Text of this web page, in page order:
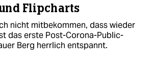
Flipcharts
nicht mitbekommen, dass wieder
das erste Post-Corona-Public-
Berg herrlich entspannt.